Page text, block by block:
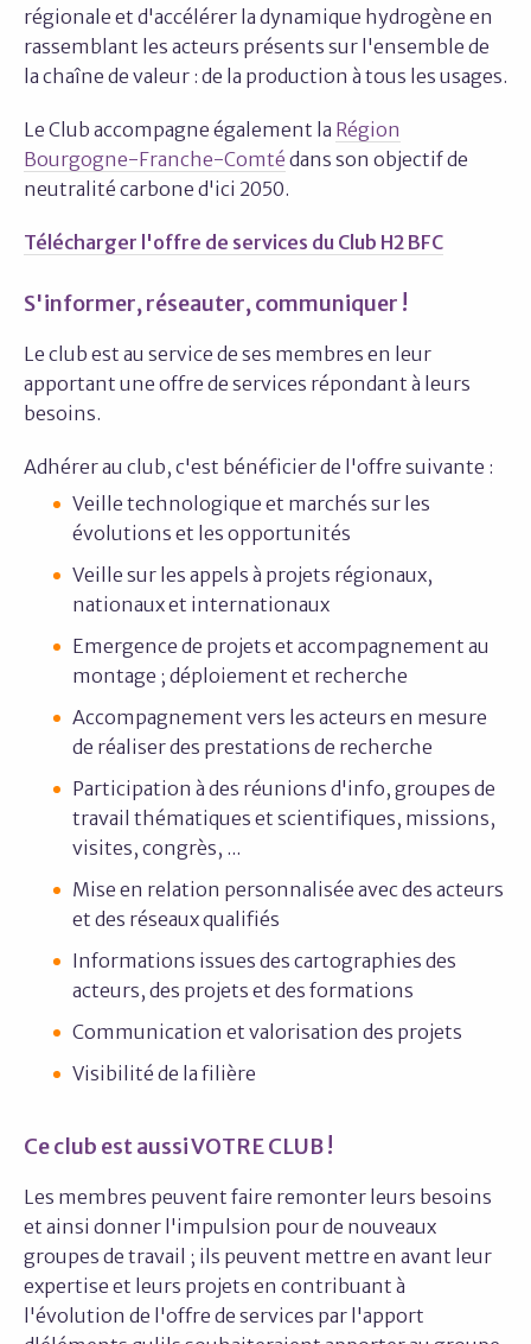
régionale et d'accélérer la dynamique hydrogène en
rassemblant les acteurs présents sur l'ensemble de
la chaîne de valeur : de la production à tous les usages.
Le Club accompagne également la Région
Bourgogne-Franche-Comté dans son objectif de
neutralité carbone d'ici 2050.
Télécharger l'offre de services du Club H2 BFC
S'informer, réseauter, communiquer !
Le club est au service de ses membres en leur
apportant une offre de services répondant à leurs
besoins.
Adhérer au club, c'est bénéficier de l'offre suivante :
Veille technologique et marchés sur les
évolutions et les opportunités
Veille sur les appels à projets régionaux,
nationaux et internationaux
Emergence de projets et accompagnement au
montage ; déploiement et recherche
Accompagnement vers les acteurs en mesure
de réaliser des prestations de recherche
Participation à des réunions d'info, groupes de
travail thématiques et scientifiques, missions,
visites, congrès, ...
Mise en relation personnalisée avec des acteurs
et des réseaux qualifiés
Informations issues des cartographies des
acteurs, des projets et des formations
Communication et valorisation des projets
Visibilité de la filière
Ce club est aussi VOTRE CLUB !
Les membres peuvent faire remonter leurs besoins
et ainsi donner l'impulsion pour de nouveaux
groupes de travail ; ils peuvent mettre en avant leur
expertise et leurs projets en contribuant à
l'évolution de l'offre de services par l'apport